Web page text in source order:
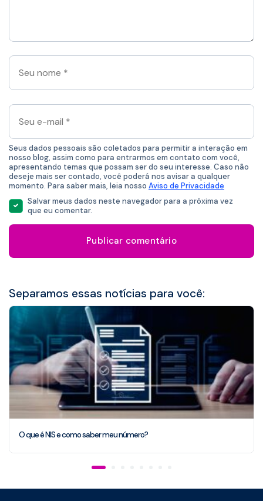
Seu
nome
*
Seu
e-
mail
*
Seus dados pessoais são coletados para permitir a interação em
nosso blog, assim como para entrarmos em contato com você,
apresentando temas que possam ser do seu interesse. Caso não
deseje mais ser contado, você poderá nos avisar a qualquer
momento. Para saber mais, leia nosso Aviso de Privacidade
Salvar meus dados neste navegador para a próxima vez
que eu comentar.
Separamos essas notícias para você:
O que é NIS e como saber meu número?